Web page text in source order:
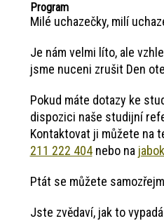
Program
Milé uchazečky, milí
Je nám velmi líto, ale
jsme nuceni zrušit Den
Pokud máte dotazy ke
dispozici naše studijní
Kontaktovat ji můžete na
211 222 404nebo na
Ptát se můžete
Jste zvědaví, jak to